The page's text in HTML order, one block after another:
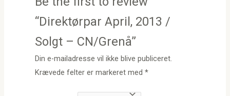
“Direktørpar April, 2013 /
Solgt – CN/Grenå”
Din e-mailadresse vil ikke blive publiceret.
Krævede felter er markeret med*